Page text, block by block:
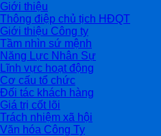
Giới thiệu
Thông điệp chủ tịch HĐQT
Giới thiệu Công ty
Tầm nhìn sứ mệnh
Năng Lực Nhân Sự
Lĩnh vực hoạt động
Cơ cấu tổ chức
Đối tác khách hàng
Giá trị cốt lõi
Trách nhiệm xã hội
Văn hóa Công Ty